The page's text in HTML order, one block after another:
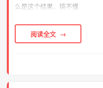
么是这个结果，搞不懂
阅读全文